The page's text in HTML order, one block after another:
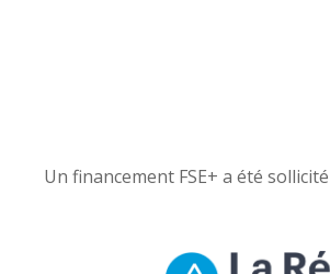
Un financement FSE+ a été